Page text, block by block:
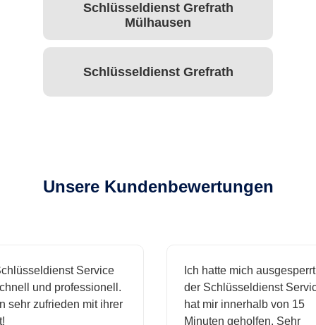
Schlüsseldienst Grefrath
Mülhausen
Schlüsseldienst Grefrath
Unsere Kundenbewertungen
Service
und professionell.
zufrieden mit ihrer
Ich hatte mich ausgesperrt
der Schlüsseldienst Service
hat mir innerhalb von 15
Minuten geholfen. Sehr